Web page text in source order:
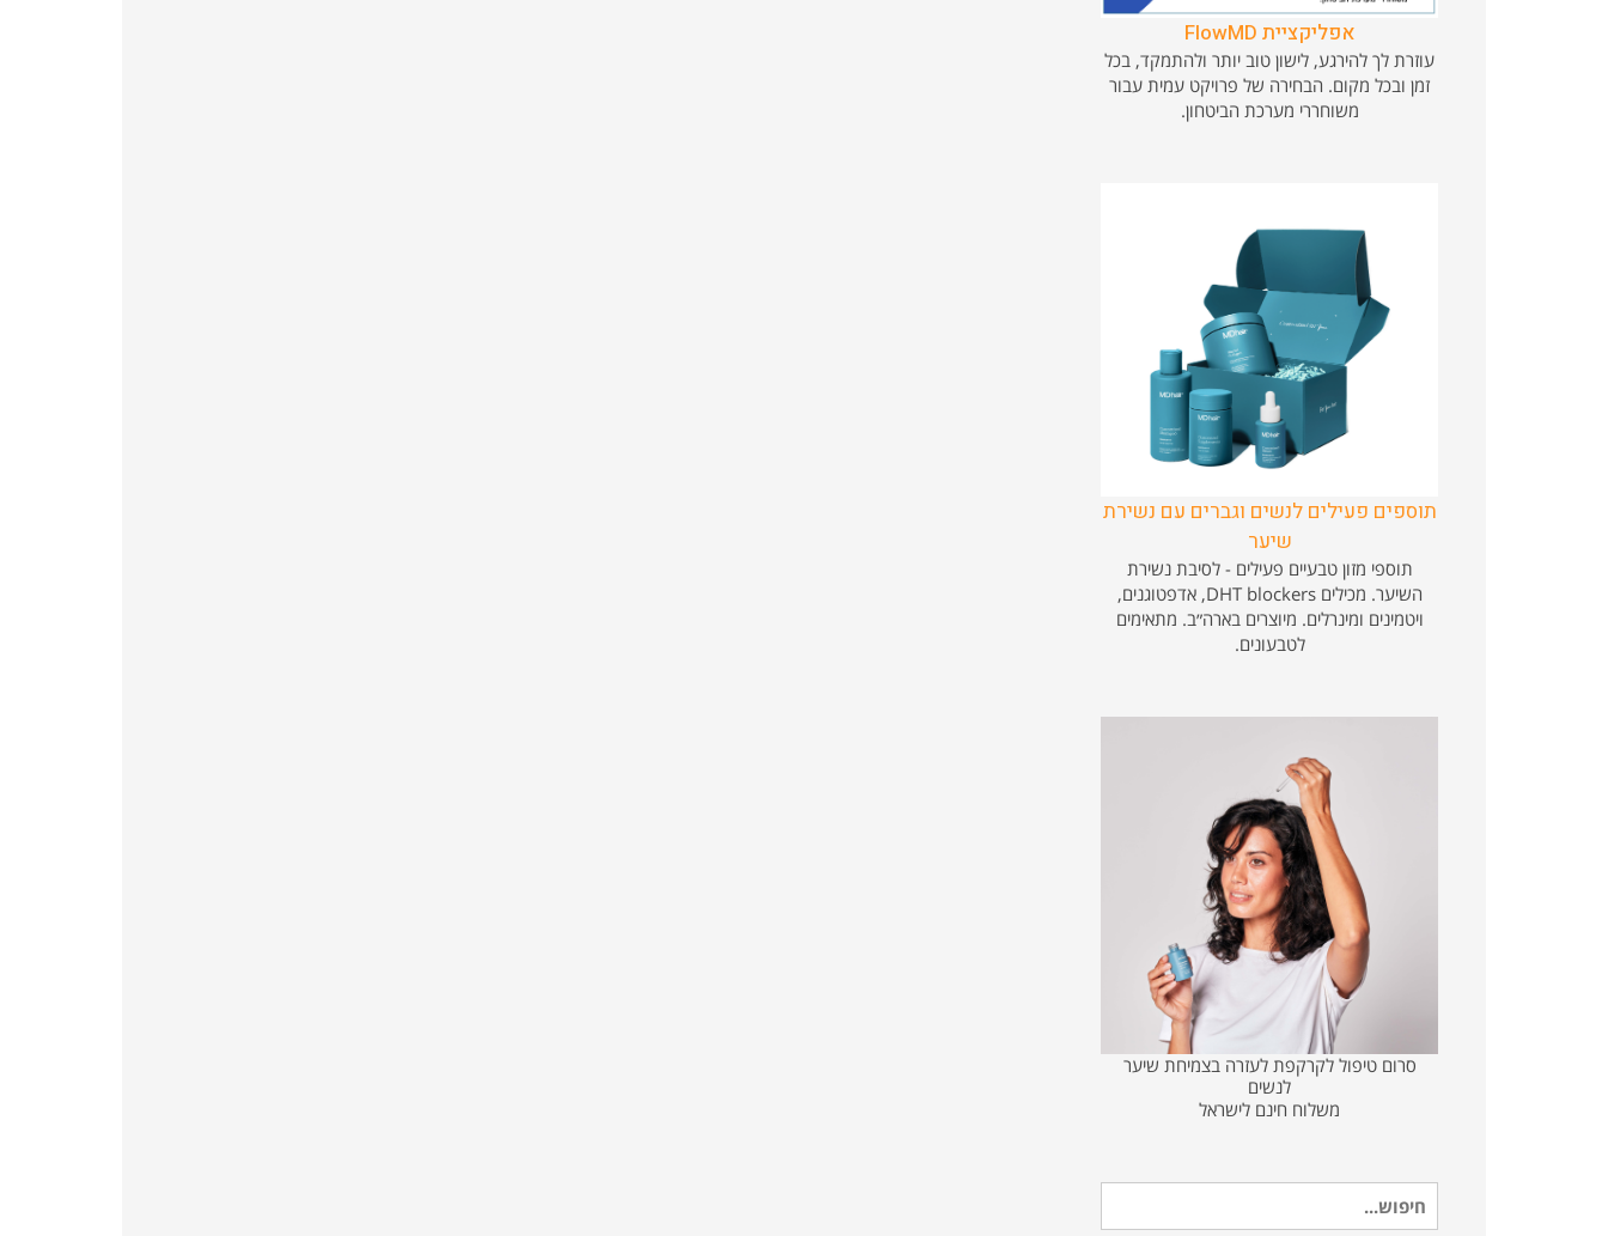
אפליקציית FlowMD
עוזרת לך להירגע, לישון טוב יותר ולהתמקד, בכל
זמן ובכל מקום. הבחירה של פרויקט עמית עבור
משוחררי מערכת הביטחון.
תוספים פעילים לנשים וגברים עם נשירת
שיער
תוספי מזון טבעיים פעילים - לסיבת נשירת
השיער. מכילים DHT blockers, אדפטוגנים,
ויטמינים ומינרלים. מיוצרים בארה״ב. מתאימים
לטבעונים.
סרום טיפול לקרקפת לעזרה בצמיחת שיער
לנשים
משלוח חינם לישראל
עבור: